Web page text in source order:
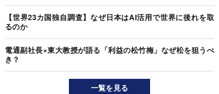
【世界23カ国独自調査】なぜ日本はAI活用で世界に後れを取
るのか
電通副社長×東大教授が語る「利益の松竹梅」なぜ松を狙うべ
き？
一覧を見る